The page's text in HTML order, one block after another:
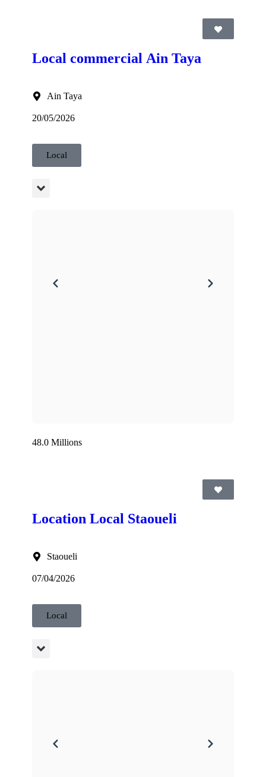
Local commercial Ain Taya
Ain Taya
20/05/2026
Local
48.0 Millions
Location Local Staoueli
Staoueli
07/04/2026
Local